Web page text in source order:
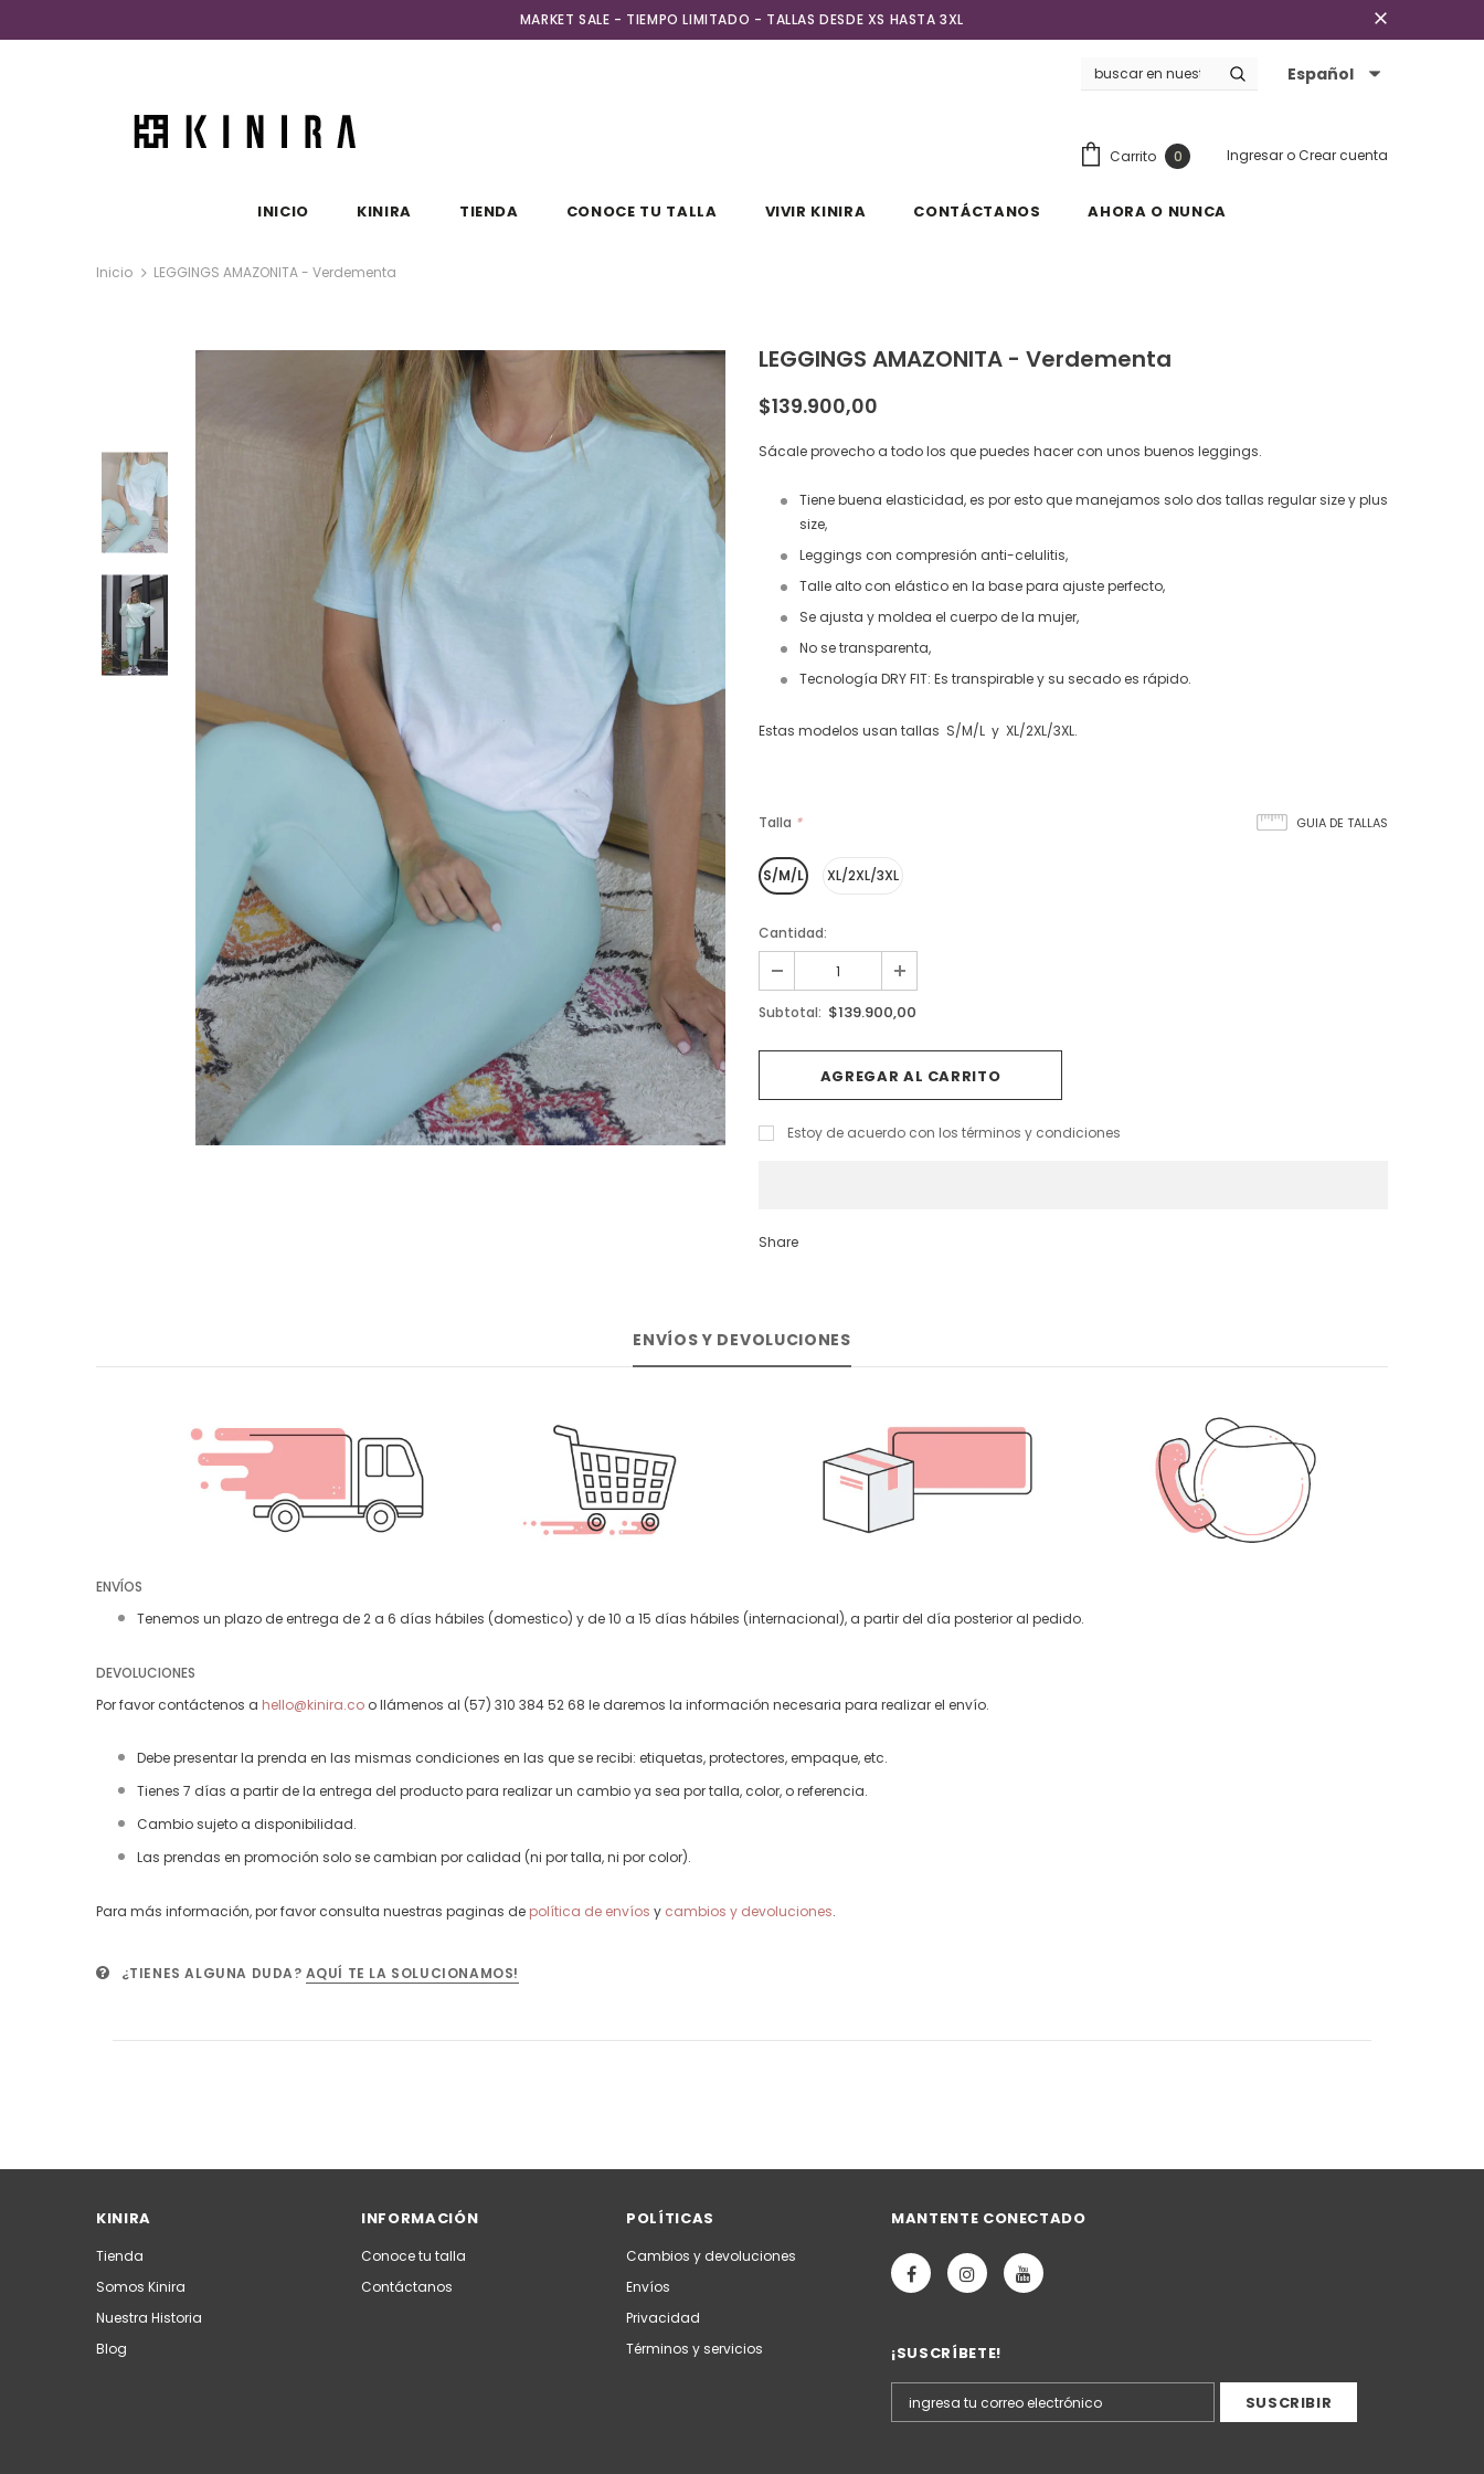
MARKET SALE - TIEMPO LIMITADO - TALLAS DESDE XS HASTA 3XL
Español
Carrito 0 Ingresar oCrear cuenta
INICIO KINIRA TIENDA CONOCE TU TALLA VIVIR KINIRA CONTÁCTANOS AHORA O NUNCA
Inicio LEGGINGS AMAZONITA - Verdementa
LEGGINGS AMAZONITA - Verdementa
$139.900,00
Sácale provecho a todo los que puedes hacer con unos buenos leggings.
Tiene buena elasticidad, es por esto que manejamos solo dos tallas regular size y plus
size,
Leggings con compresión anti-celulitis,
Talle alto con elástico en la base para ajuste perfecto,
Se ajusta y moldea el cuerpo de la mujer,
No se transparenta,
Tecnología DRY FIT: Es transpirable y su secado es rápido.
Estas modelos usan tallas S/M/L y XL/2XL/3XL.
GUIA DE TALLAS
Talla *
S/M/L XL/2XL/3XL
Cantidad:
Subtotal: $139.900,00
Estoy de acuerdo con los términos y condiciones
Share
ENVÍOS Y DEVOLUCIONES
ENVÍOS
Tenemos un plazo de entrega de 2 a 6 días hábiles (domestico) y de 10 a 15 días hábiles (internacional), a partir del día posterior al pedido.
DEVOLUCIONES
Por favor contáctenos a hello@kinira.co o llámenos al (57) 310 384 52 68 le daremos la información necesaria para realizar el envío.
Debe presentar la prenda en las mismas condiciones en las que se recibi: etiquetas, protectores, empaque, etc.
Tienes 7 días a partir de la entrega del producto para realizar un cambio ya sea por talla, color, o referencia.
Cambio sujeto a disponibilidad.
Las prendas en promoción solo se cambian por calidad (ni por talla, ni por color).
Para más información, por favor consulta nuestras paginas de política de envíos y cambios y devoluciones.
¿TIENES ALGUNA DUDA? AQUÍ TE LA SOLUCIONAMOS!
KINIRA
Tienda
Somos Kinira
Nuestra Historia
Blog
INFORMACIÓN
Conoce tu talla
Contáctanos
POLÍTICAS
Cambios y devoluciones
Envíos
Privacidad
Términos y servicios
MANTENTE CONECTADO
¡SUSCRÍBETE!